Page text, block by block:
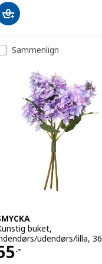
Sammenlign
buket,
udendørs/lilla,
.- 55.-